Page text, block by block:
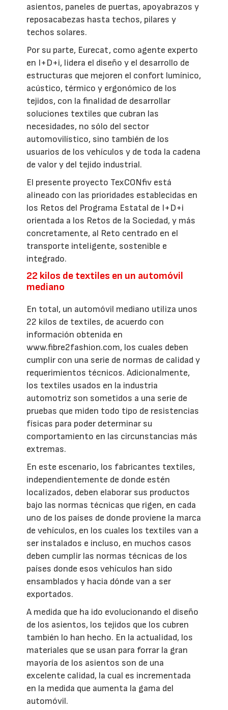
asientos, paneles de puertas, apoyabrazos y
reposacabezas hasta techos, pilares y
techos solares.
Por su parte, Eurecat, como agente experto
en I+D+i, lidera el diseño y el desarrollo de
estructuras que mejoren el confort lumínico,
acústico, térmico y ergonómico de los
tejidos, con la finalidad de desarrollar
soluciones textiles que cubran las
necesidades, no sólo del sector
automovilístico, sino también de los
usuarios de los vehículos y de toda la cadena
de valor y del tejido industrial.
El presente proyecto TexCONfiv está
alineado con las prioridades establecidas en
los Retos del Programa Estatal de I+D+i
orientada a los Retos de la Sociedad, y más
concretamente, al Reto centrado en el
transporte inteligente, sostenible e
integrado.
22 kilos de textiles en un automóvil
mediano
En total, un automóvil mediano utiliza unos
22 kilos de textiles, de acuerdo con
información obtenida en
www.fibre2fashion.com, los cuales deben
cumplir con una serie de normas de calidad y
requerimientos técnicos. Adicionalmente,
los textiles usados en la industria
automotriz son sometidos a una serie de
pruebas que miden todo tipo de resistencias
físicas para poder determinar su
comportamiento en las circunstancias más
extremas.
En este escenario, los fabricantes textiles,
independientemente de donde estén
localizados, deben elaborar sus productos
bajo las normas técnicas que rigen, en cada
uno de los países de donde proviene la marca
de vehículos, en los cuales los textiles van a
ser instalados e incluso, en muchos casos
deben cumplir las normas técnicas de los
países donde esos vehículos han sido
ensamblados y hacia dónde van a ser
exportados.
A medida que ha ido evolucionando el diseño
de los asientos, los tejidos que los cubren
también lo han hecho. En la actualidad, los
materiales que se usan para forrar la gran
mayoría de los asientos son de una
excelente calidad, la cual es incrementada
en la medida que aumenta la gama del
automóvil.